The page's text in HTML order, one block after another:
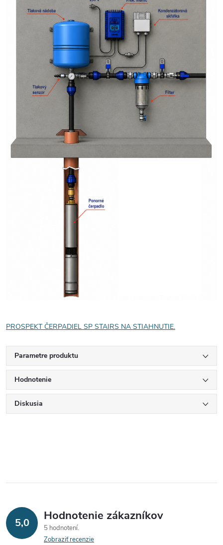
PROSPEKT ČERPADIEL SP STAIRS NA STIAHNUTIE.
Parametre produktu
Hodnotenie
Diskusia
5,0 Hodnotenie zákazníkov
5 hodnotení
Zobraziť recenzie